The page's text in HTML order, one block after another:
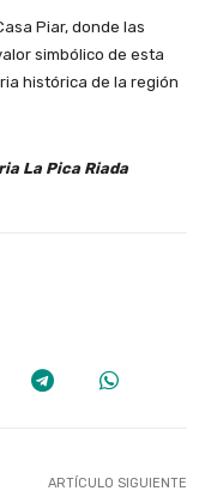
Piar, donde las
simbólico de esta
histórica de la región
La Pica Riada
ARTÍCULO SIGUIENTE